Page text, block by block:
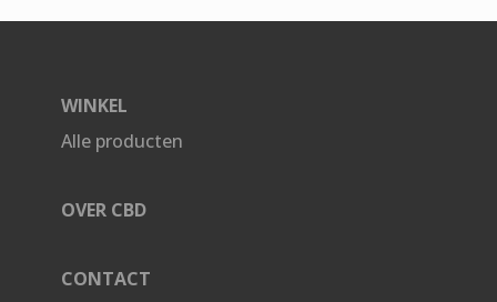
WINKEL
Alle producten
OVER CBD
CONTACT